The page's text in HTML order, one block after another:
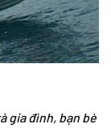
gia đình, bạn bè